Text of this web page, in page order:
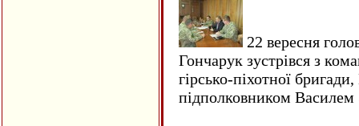
22 вересня
Гончарук зустрівся з
гірсько-піхотної
підполковником